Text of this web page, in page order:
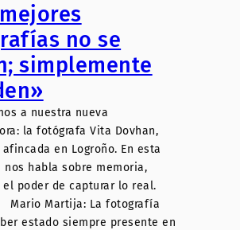
no se
simplemente
a nuestra nueva
la fotógrafa Vita Dovhan,
en Logroño. En esta
habla sobre memoria,
poder de capturar lo real.
Mario Martija: La fotografía
estado siempre presente en